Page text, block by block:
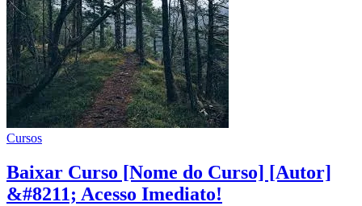
Cursos
Baixar Curso [Nome do Curso] [Autor]
&#8211; Acesso Imediato!